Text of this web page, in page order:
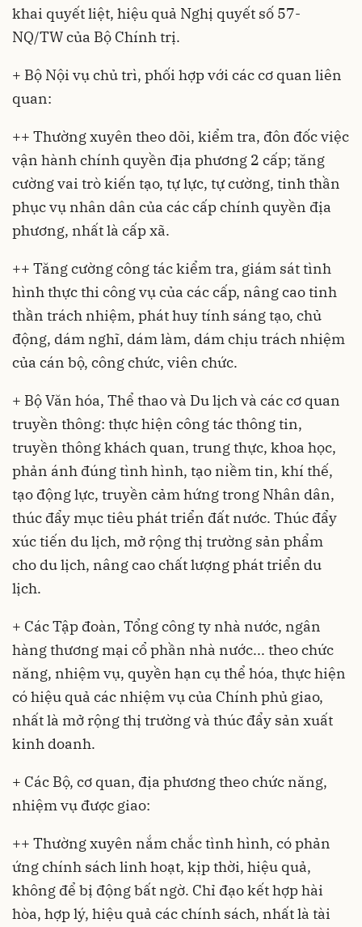
khai quyết liệt, hiệu quả Nghị quyết số 57-
NQ/TW của Bộ Chính trị.
+ Bộ Nội vụ chủ trì, phối hợp với các cơ quan liên
quan:
++ Thường xuyên theo dõi, kiểm tra, đôn đốc việc
vận hành chính quyền địa phương 2 cấp; tăng
cường vai trò kiến tạo, tự lực, tự cường, tinh thần
phục vụ nhân dân của các cấp chính quyền địa
phương, nhất là cấp xã.
++ Tăng cường công tác kiểm tra, giám sát tình
hình thực thi công vụ của các cấp, nâng cao tinh
thần trách nhiệm, phát huy tính sáng tạo, chủ
động, dám nghĩ, dám làm, dám chịu trách nhiệm
của cán bộ, công chức, viên chức.
+ Bộ Văn hóa, Thể thao và Du lịch và các cơ quan
truyền thông: thực hiện công tác thông tin,
truyền thông khách quan, trung thực, khoa học,
phản ánh đúng tình hình, tạo niềm tin, khí thế,
tạo động lực, truyền cảm hứng trong Nhân dân,
thúc đẩy mục tiêu phát triển đất nước. Thúc đẩy
xúc tiến du lịch, mở rộng thị trường sản phẩm
cho du lịch, nâng cao chất lượng phát triển du
lịch.
+ Các Tập đoàn, Tổng công ty nhà nước, ngân
hàng thương mại cổ phần nhà nước... theo chức
năng, nhiệm vụ, quyền hạn cụ thể hóa, thực hiện
có hiệu quả các nhiệm vụ của Chính phủ giao,
nhất là mở rộng thị trường và thúc đẩy sản xuất
kinh doanh.
+ Các Bộ, cơ quan, địa phương theo chức năng,
nhiệm vụ được giao:
++ Thường xuyên nắm chắc tình hình, có phản
ứng chính sách linh hoạt, kịp thời, hiệu quả,
không để bị động bất ngờ. Chỉ đạo kết hợp hài
hòa, hợp lý, hiệu quả các chính sách, nhất là tài